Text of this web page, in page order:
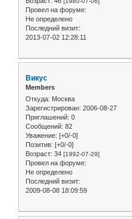
Провел на форуме:
Не определено
Последний визит:
2013-07-02 12:28:11
Викус
Members
Откуда: Москва
Зарегистрирован: 2006-08-27
Приглашений: 0
Сообщений: 82
Уважение: [+0/-0]
Позитив: [+0/-0]
Возраст: 34 [1992-07-29]
Провел на форуме:
Не определено
Последний визит:
2009-08-08 18:09:59